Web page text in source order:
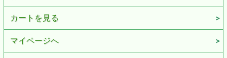
カートを見る
マイページへ